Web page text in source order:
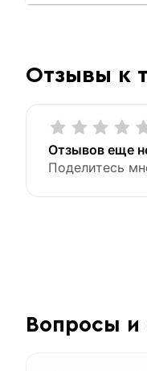
Дюйм
Отзывы к
Отзывов еще
Поделитесь
Вопросы и